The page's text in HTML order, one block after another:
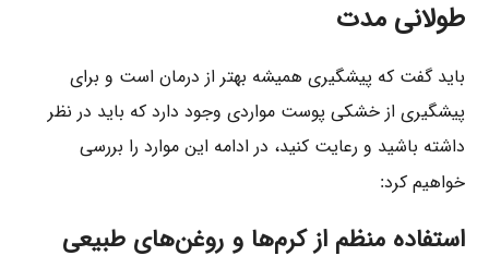
طولانی مدت
باید گفت که پیشگیری همیشه بهتر از درمان است و برای
پیشگیری از خشکی پوست مواردی وجود دارد که باید در نظر
داشته باشید و رعایت کنید، در ادامه این موارد را بررسی
خواهیم کرد:
استفاده منظم از کرم‌ها و روغن‌های طبیعی